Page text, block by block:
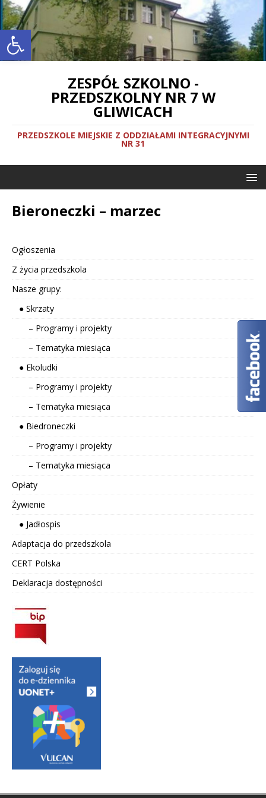
Otwórz pasek narzędzi
ZESPÓŁ SZKOLNO -
PRZEDSZKOLNY NR 7 W
GLIWICACH
PRZEDSZKOLE MIEJSKIE Z ODDZIAŁAMI INTEGRACYJNYMI
NR 31
Bieroneczki – marzec
Ogłoszenia
Z życia przedszkola
Nasze grupy:
● Skrzaty
– Programy i projekty
– Tematyka miesiąca
● Ekoludki
– Programy i projekty
– Tematyka miesiąca
● Biedroneczki
– Programy i projekty
– Tematyka miesiąca
Opłaty
Żywienie
● Jadłospis
Adaptacja do przedszkola
CERT Polska
Deklaracja dostępności